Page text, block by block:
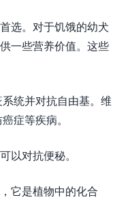
选。对于饥饿的幼犬
一些营养价值。这些
统并对抗自由基。维
症等疾病。
以对抗便秘。
它是植物中的化合